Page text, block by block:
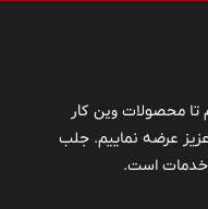
تا محصولات وین کار
عرضه نماییم. جلب
خدمات است.